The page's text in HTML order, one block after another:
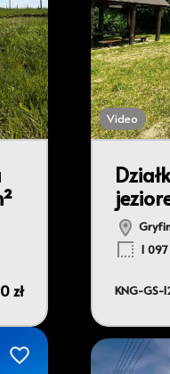
zł
Video
1
KNG-GS-
Dodaj do ulubionych